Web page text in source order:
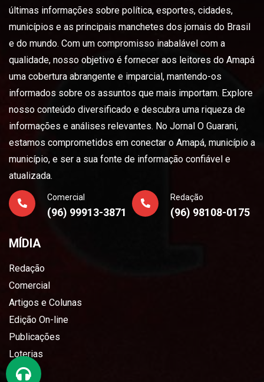
últimas informações sobre política, esportes, cidades,
municípios e as principais manchetes dos jornais do Brasil
e do mundo. Com um compromisso inabalável com a
qualidade, nosso objetivo é fornecer aos leitores do Amapá
uma cobertura abrangente e imparcial, mantendo-os
informados sobre os assuntos que mais importam. Explore
nosso conteúdo diversificado e descubra uma riqueza de
informações e análises relevantes. No Jornal O Guarani,
estamos comprometidos em conectar o Amapá, município a
município, e ser a sua fonte de informação confiável e
atualizada.
Comercial
(96) 99913-3871
Redação
(96) 98108-0175
MÍDIA
Redação
Comercial
Artigos e Colunas
Edição On-line
Publicações
Loterias